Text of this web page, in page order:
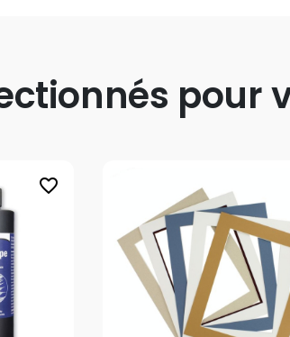
pour
favorite_border